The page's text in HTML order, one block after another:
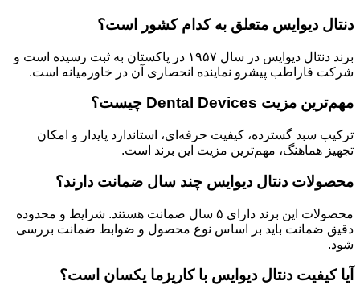
دنتال دیوایس متعلق به کدام کشور است؟
برند دنتال دیوایس در سال ۱۹۵۷ در پاکستان به ثبت رسیده است و
شرکت فاراطب پیشرو نماینده انحصاری آن در خاورمیانه است.
مهم‌ترین مزیت Dental Devices چیست؟
ترکیب سبد گسترده، کیفیت حرفه‌ای، استاندارد پایدار و امکان
تجهیز هماهنگ، مهم‌ترین مزیت این برند است.
محصولات دنتال دیوایس چند سال ضمانت دارند؟
محصولات این برند دارای ۵ سال ضمانت هستند. شرایط و محدوده
دقیق ضمانت باید بر اساس نوع محصول و ضوابط ضمانت بررسی
شود.
آیا کیفیت دنتال دیوایس با کاریزما یکسان است؟